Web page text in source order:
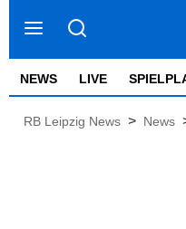
NEWS LIVE
RB Leipzig News > News